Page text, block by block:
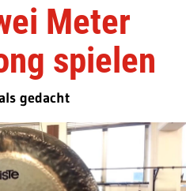
Meter
spielen
gedacht